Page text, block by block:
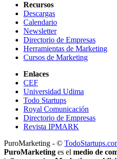
Recursos
Descargas
Calendario
Newsletter
Directorio de Empresas
Herramientas de Marketing
Cursos de Marketing
Enlaces
CEF
Universidad Udima
Todo Startups
Royal Comunicación
Directorio de Empresas
Revista IPMARK
PuroMarketing - ©
PuroMarketing es el medio de